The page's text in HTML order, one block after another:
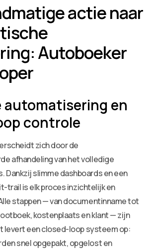
actie naar
Autoboeker
automatisering en
controle
zich door de
afhandeling van het volledige
Dankzij slimme dashboards en een
trail is elk proces inzichtelijk en
stappen — van documentinname tot
kostenplaats en klant — zijn
levert een closed-loop systeem op:
snel opgepakt, opgelost en